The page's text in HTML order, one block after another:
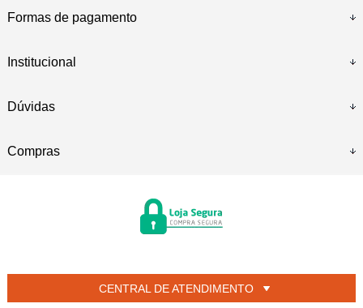
Formas de pagamento
Institucional
Dúvidas
Compras
CENTRAL DE ATENDIMENTO